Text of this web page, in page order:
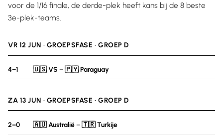
voor de 1/16 finale, de derde-plek heeft kans bij de 8 beste
3e-plek-teams.
VR 12 JUN · GROEPSFASE · GROEP D
4–1 🇺🇸 VS –🇵🇾 Paraguay
ZA 13 JUN · GROEPSFASE · GROEP D
2–0 🇦🇺 Australië–🇹🇷 Turkije